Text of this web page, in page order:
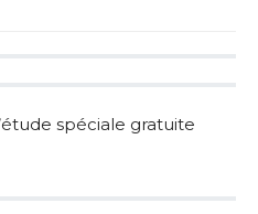
spéciale gratuite